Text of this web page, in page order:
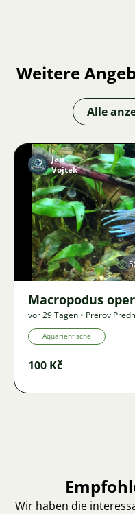
Weitere
Alle
Jan
Vojtek
Macropodus
vor 29 Tagen • Prerov
Aquarienfische
100 Kč
Wir haben die